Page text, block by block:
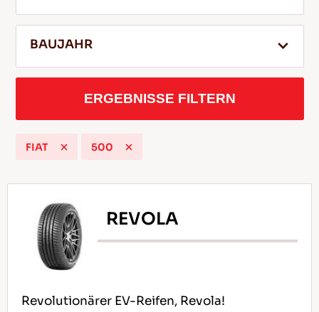
SERVICE & HILFE
Tipps für das Fahren im Schnee
WEITERLESEN
BAUJAHR
ERGEBNISSE FILTERN
FIAT 500
REVOLA
Revolutionärer EV-Reifen, Revola!